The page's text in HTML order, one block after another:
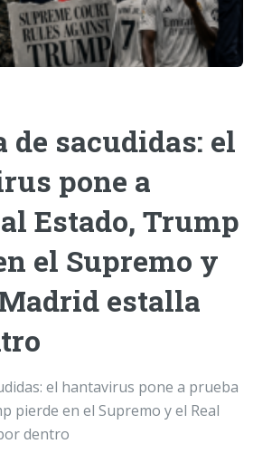
de sacudidas: el
pone a
Estado, Trump
el Supremo y
estalla
el hantavirus pone a prueba
pierde en el Supremo y el Real
dentro